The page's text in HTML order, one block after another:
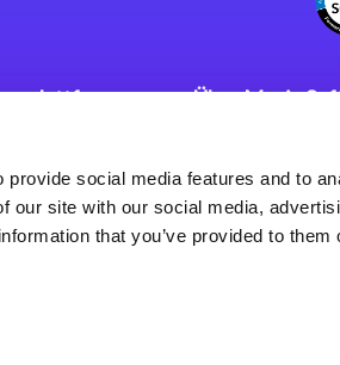
social media features and to
our site with our social media,
that you’ve provided to them
Application
Über Magic
Karriere
Weltweite